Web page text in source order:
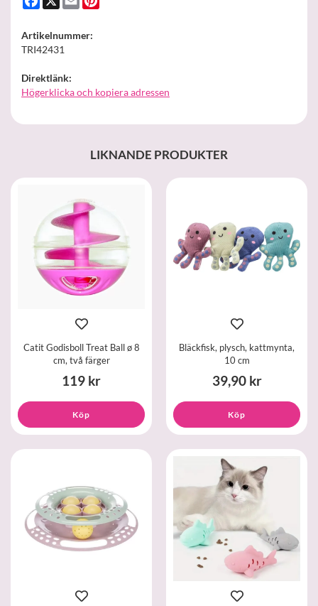
Artikelnummer:
TRI42431
Direktlänk:
Högerklicka och kopiera adressen
LIKNANDE PRODUKTER
Catit Godisboll Treat Ball ø 8
cm, två färger
119 kr
Köp
Bläckfisk, plysch, kattmynta,
10 cm
39,90 kr
Köp